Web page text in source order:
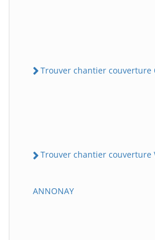
Trouver chantier couverture
Trouver chantier couverture
ANNONAY